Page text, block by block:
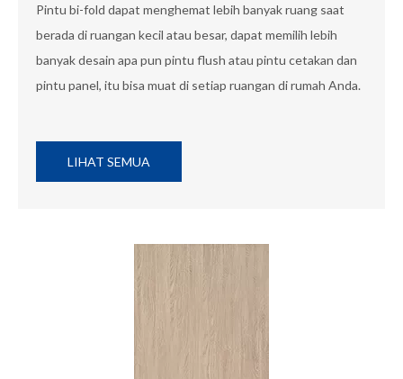
Pintu bi-fold dapat menghemat lebih banyak ruang saat
berada di ruangan kecil atau besar, dapat memilih lebih
banyak desain apa pun pintu flush atau pintu cetakan dan
pintu panel, itu bisa muat di setiap ruangan di rumah Anda.
LIHAT SEMUA